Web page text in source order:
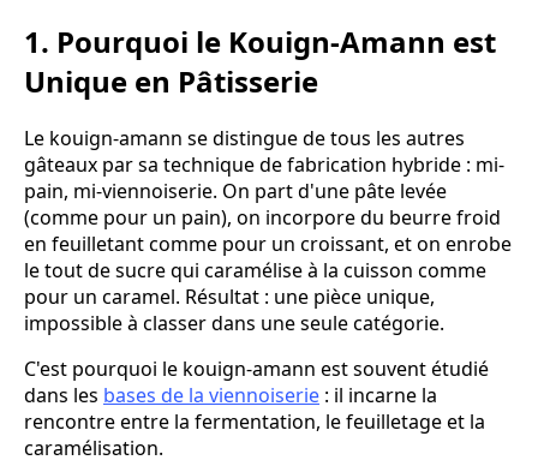
1. Pourquoi le Kouign-Amann est
Unique en Pâtisserie
Le kouign-amann se distingue de tous les autres
gâteaux par sa technique de fabrication hybride : mi-
pain, mi-viennoiserie. On part d'une pâte levée
(comme pour un pain), on incorpore du beurre froid
en feuilletant comme pour un croissant, et on enrobe
le tout de sucre qui caramélise à la cuisson comme
pour un caramel. Résultat : une pièce unique,
impossible à classer dans une seule catégorie.
C'est pourquoi le kouign-amann est souvent étudié
dans les bases de la viennoiserie : il incarne la
rencontre entre la fermentation, le feuilletage et la
caramélisation.